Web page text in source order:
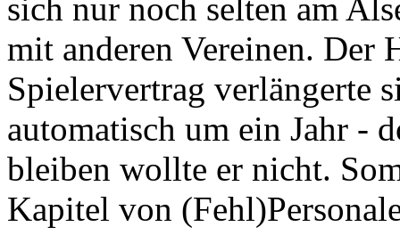
sich nur noch selten am
mit anderen Vereinen. Der
Spielervertrag verlängerte
automatisch um ein Jahr -
bleiben wollte er nicht.
Kapitel von